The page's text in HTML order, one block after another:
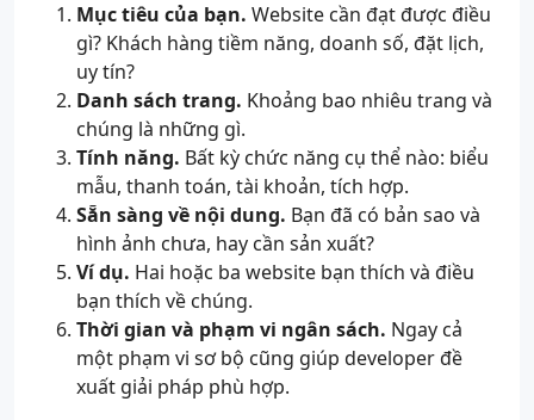
Mục tiêu của bạn. Website cần đạt được điều
gì? Khách hàng tiềm năng, doanh số, đặt lịch,
uy tín?
Danh sách trang. Khoảng bao nhiêu trang và
chúng là những gì.
Tính năng. Bất kỳ chức năng cụ thể nào: biểu
mẫu, thanh toán, tài khoản, tích hợp.
Sẵn sàng về nội dung. Bạn đã có bản sao và
hình ảnh chưa, hay cần sản xuất?
Ví dụ. Hai hoặc ba website bạn thích và điều
bạn thích về chúng.
Thời gian và phạm vi ngân sách. Ngay cả
một phạm vi sơ bộ cũng giúp developer đề
xuất giải pháp phù hợp.